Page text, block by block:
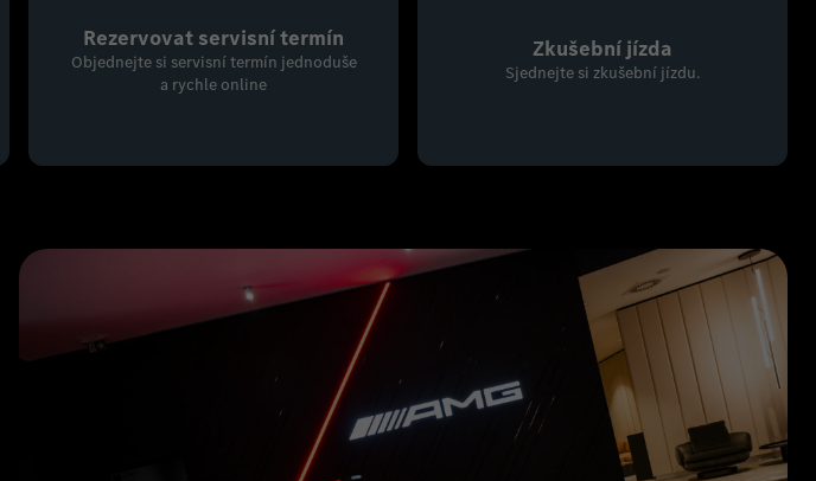
Rezervovat servisní termín
Objednejte si servisní termín jednoduše
a rychle online
Zkušební jízda
Sjednejte si zkušební jízdu.